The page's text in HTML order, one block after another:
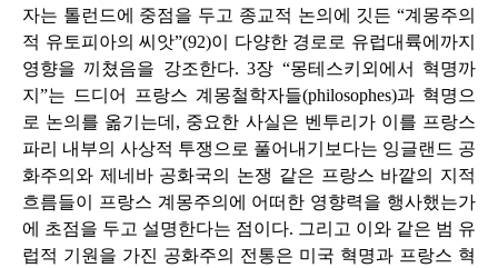
자는 톨런드에 중점을 두고 종교적 논의에 깃든 “계몽주의
적 유토피아의 씨앗”(92)이 다양한 경로로 유럽대륙에까지
영향을 끼쳤음을 강조한다. 3장 “몽테스키외에서 혁명까
지”는 드디어 프랑스 계몽철학자들(philosophes)과 혁명으
로 논의를 옮기는데, 중요한 사실은 벤투리가 이를 프랑스
파리 내부의 사상적 투쟁으로 풀어내기보다는 잉글랜드 공
화주의와 제네바 공화국의 논쟁 같은 프랑스 바깥의 지적
흐름들이 프랑스 계몽주의에 어떠한 영향력을 행사했는가
에 초점을 두고 설명한다는 점이다. 그리고 이와 같은 범 유
럽적 기원을 가진 공화주의 전통은 미국 혁명과 프랑스 혁